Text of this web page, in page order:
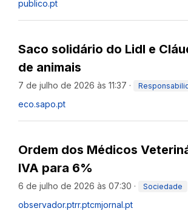
publico.pt
Saco solidário do Lidl e
de animais
7 de julho de 2026 às 11:37 ·
eco.sapo.pt
Ordem dos Médicos
IVA para 6%
6 de julho de 2026 às 07:30 · Sociedade
observador.ptrr.ptcmjornal.pt